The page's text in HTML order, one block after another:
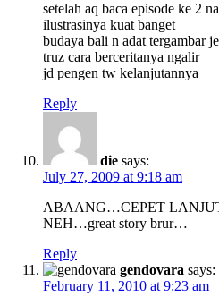
setelah aq baca episode ke 2
ilustrasinya kuat banget
budaya bali n adat tergambar
truz cara berceritanya ngalir
jd pengen tw kelanjutannya
Reply
die says:
July 27, 2009 at 9:18 am
ABAANG…CEPET
NEH…great story brur…
Reply
gendovara says:
February 11, 2010 at 9:23 am